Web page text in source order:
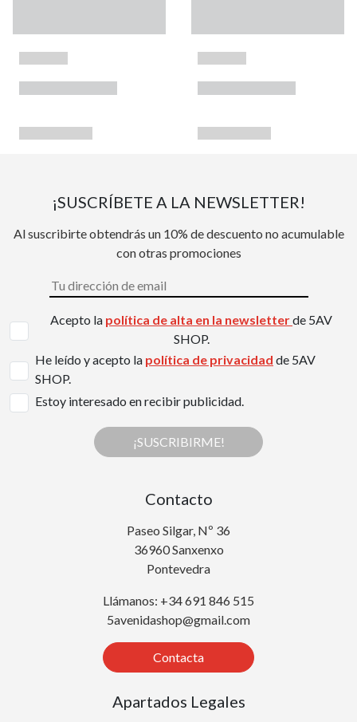
¡SUSCRÍBETE A LA NEWSLETTER!
Al suscribirte obtendrás un 10% de descuento no acumulable
con otras promociones
Acepto la política de alta en la newsletterde 5AV
SHOP.
He leído y acepto la política de privacidad de 5AV
SHOP.
Estoy interesado en recibir publicidad.
¡SUSCRIBIRME!
Contacto
Paseo Silgar, Nº 36
36960 Sanxenxo
Pontevedra
Llámanos: +34 691 846 515
5avenidashop@gmail.com
Contacta
Apartados Legales